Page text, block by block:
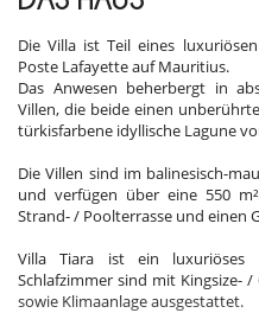
Die Villa ist Teil eines
Poste Lafayette auf Mauritius.
Das Anwesen beherbergt in
Villen, die beide einen
türkisfarbene idyllische Lagune
Die Villen sind im balinesisch-
und verfügen über eine 550
Strand- / Poolterrasse und einen
Villa Tiara ist ein luxuriöses
Schlafzimmer sind mit Kingsize-
sowie Klimaanlage ausgestattet.